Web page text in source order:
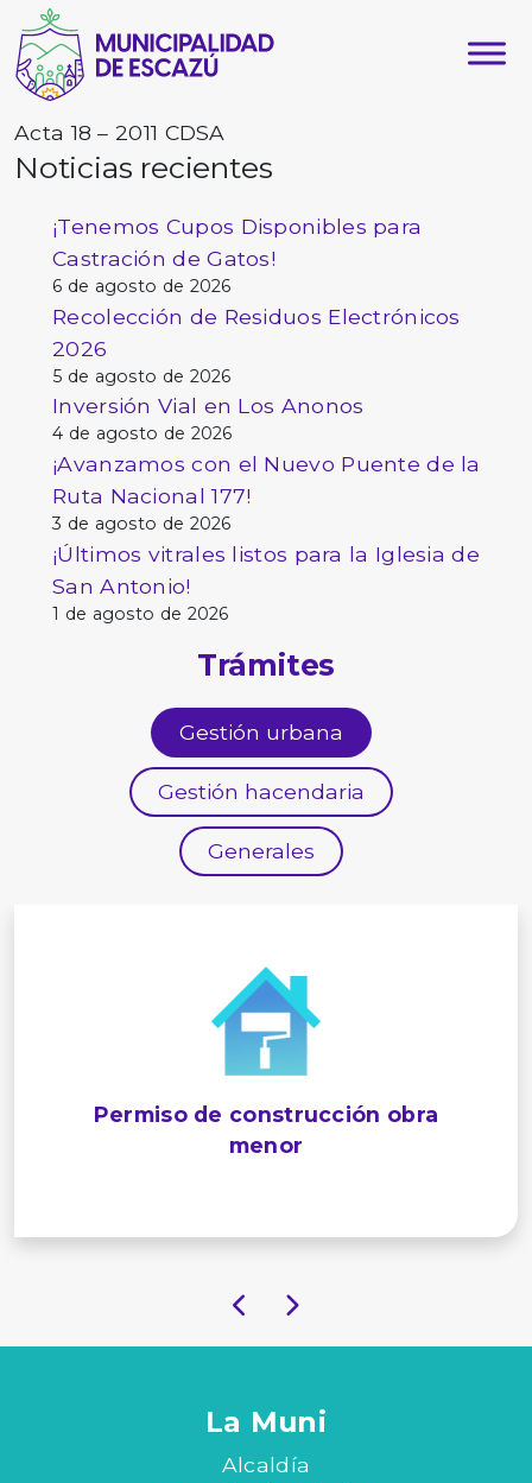
Acta 18 – 2011 CDSA
Noticias recientes
¡Tenemos Cupos Disponibles para
Castración de Gatos!
6 de agosto de 2026
Recolección de Residuos Electrónicos
2026
5 de agosto de 2026
Inversión Vial en Los Anonos
4 de agosto de 2026
¡Avanzamos con el Nuevo Puente de la
Ruta Nacional 177!
3 de agosto de 2026
¡Últimos vitrales listos para la Iglesia de
San Antonio!
1 de agosto de 2026
Trámites
Gestión urbana
Gestión hacendaria
Generales
Permiso de construcción obra
menor
La Muni
Alcaldía